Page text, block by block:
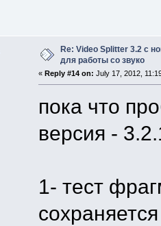
Re: Video Splitter 3.2 c
для работы со звуко
« Reply #14 on: July 17, 2012,
пока что
версия -
1- тест
сохраняется